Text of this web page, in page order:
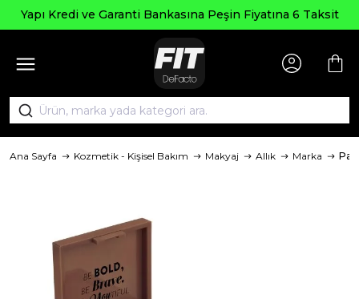
Yapı Kredi ve Garanti Bankasına Peşin Fiyatına 6 Taksit
Ana Sayfa Kozmetik - Kişisel Bakım Makyaj Allık Marka